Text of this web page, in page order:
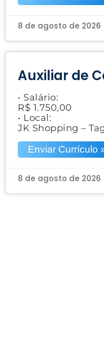
8 de agosto de 2026
Auxiliar de
• Salário:
R$ 1.750,00
• Local:
JK Shopping –
Enviar Currículo
8 de agosto de 2026